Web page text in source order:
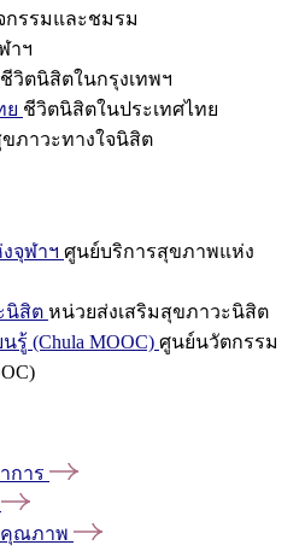
กรรมและชมรม
าฯ
ชีวิตนิสิตในกรุงเทพฯ
ย ชีวิตนิสิตในประเทศไทย
ภาวะทางใจนิสิต
จุฬาฯ ศูนย์บริการสุขภาพแห่ง
นิสิต หน่วยส่งเสริมสุขภาวะนิสิต
รู้ (Chula MOOC) ศูนย์นวัตกรรม
การ
คุณภาพ